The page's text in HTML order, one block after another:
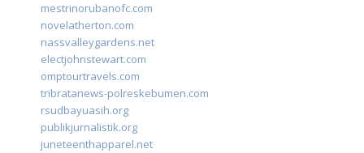
mestrinorubanofc.com
novelatherton.com
nassvalleygardens.net
electjohnstewart.com
omptourtravels.com
tribratanews-polreskebumen.com
rsudbayuasih.org
publikjurnalistik.org
juneteenthapparel.net